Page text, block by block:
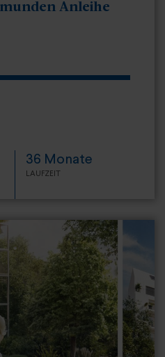
Anleihe
36 Monate
LAUFZEIT